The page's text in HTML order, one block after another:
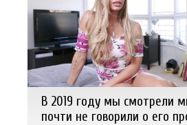
В 2019 году мы смотрели
почти не говорили о его